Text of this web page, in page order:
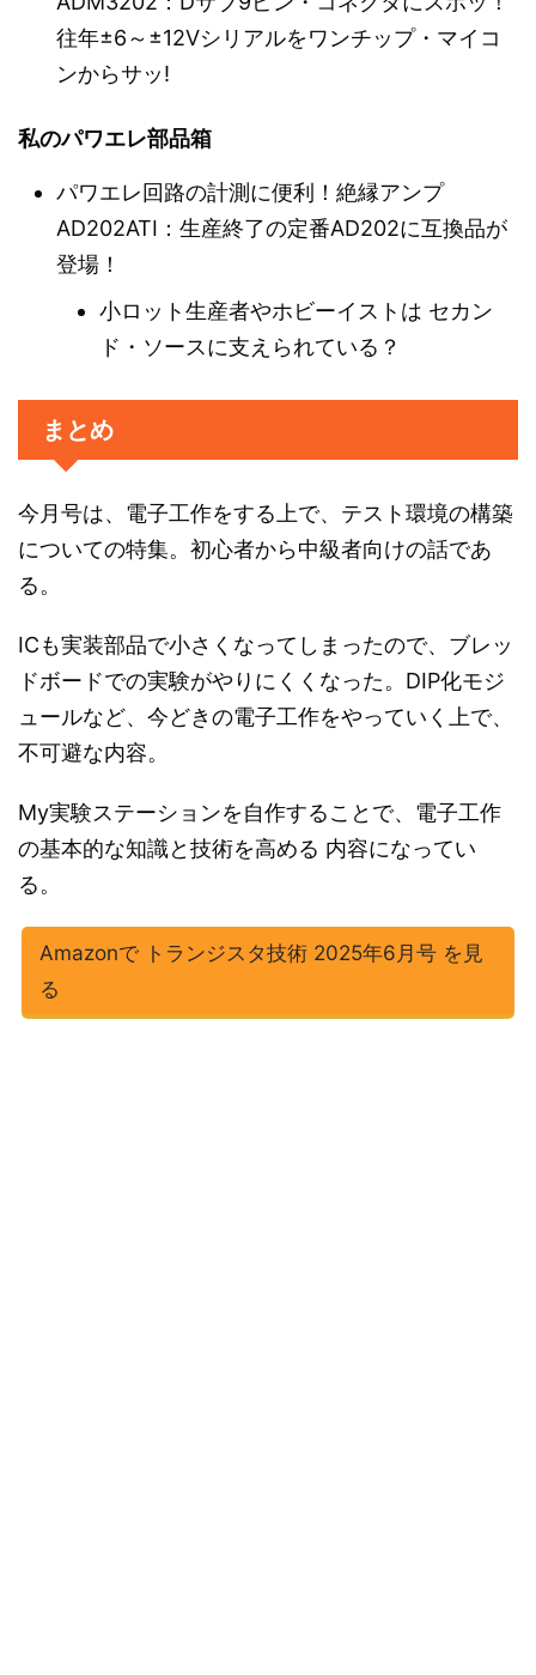
往年±6～±12Vシリアルをワンチップ・マイコ
ンからサッ!
私のパワエレ部品箱
パワエレ回路の計測に便利！絶縁アンプ
AD202ATI：生産終了の定番AD202に互換品が
登場！
小ロット生産者やホビーイストは セカン
ド・ソースに支えられている？
まとめ
今月号は、電子工作をする上で、テスト環境の構築
についての特集。初心者から中級者向けの話であ
る。
ICも実装部品で小さくなってしまったので、ブレッ
ドボードでの実験がやりにくくなった。DIP化モジ
ュールなど、今どきの電子工作をやっていく上で、
不可避な内容。
My実験ステーションを自作することで、電子工作
の基本的な知識と技術を高める 内容になってい
る。
Amazonで トランジスタ技術 2025年6月号 を見
る